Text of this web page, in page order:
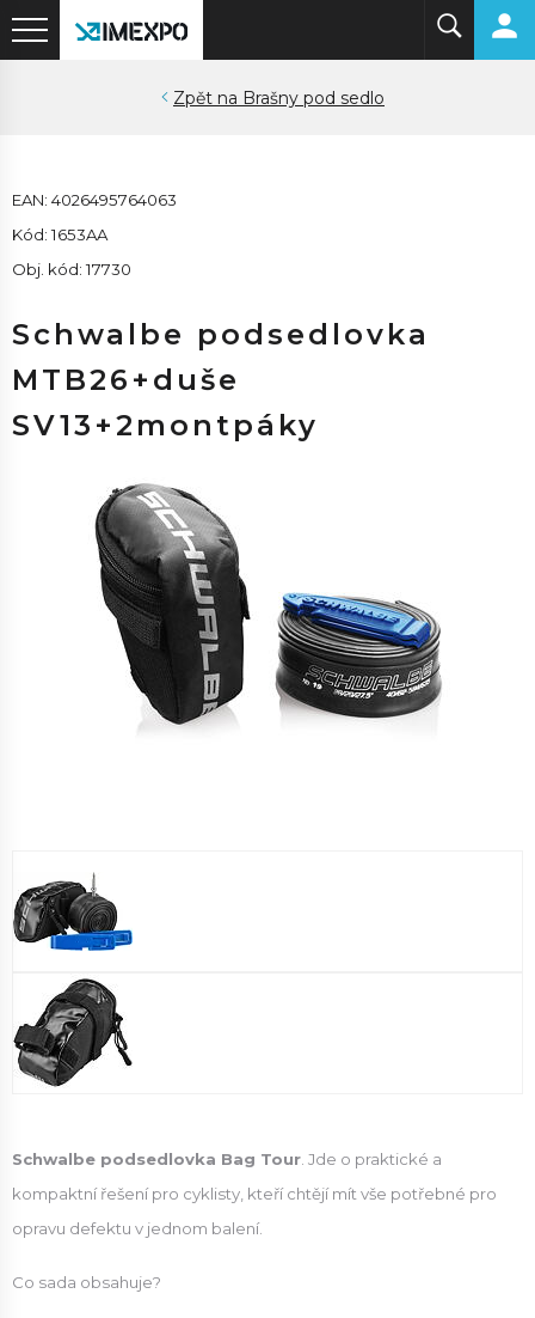
Brašny pod sedlo
EAN: 4026495764063
Kód: 1653AA
Obj. kód: 17730
Schwalbe podsedlovka
MTB26+duše
SV13+2montpáky
Schwalbe podsedlovka Bag Tour . Jde o praktické a
kompaktní řešení pro cyklisty, kteří chtějí mít vše potřebné pro
opravu defektu v jednom balení.
Co sada obsahuje?